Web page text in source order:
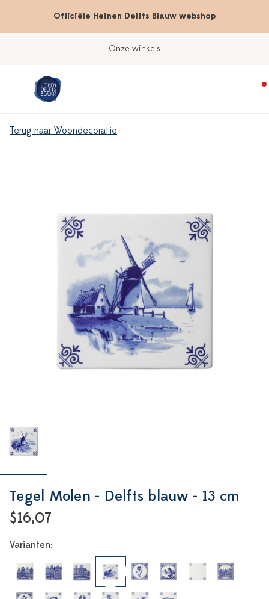
Officiële Heinen Delfts Blauw webshop
Onze winkels
Terug naar Woondecoratie
Tegel Molen - Delfts blauw - 13 cm
$16,07
Varianten: